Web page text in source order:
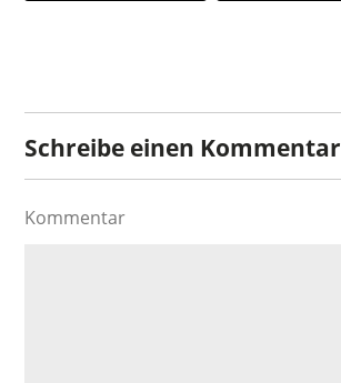
Schreibe einen Kommentar
Kommentar